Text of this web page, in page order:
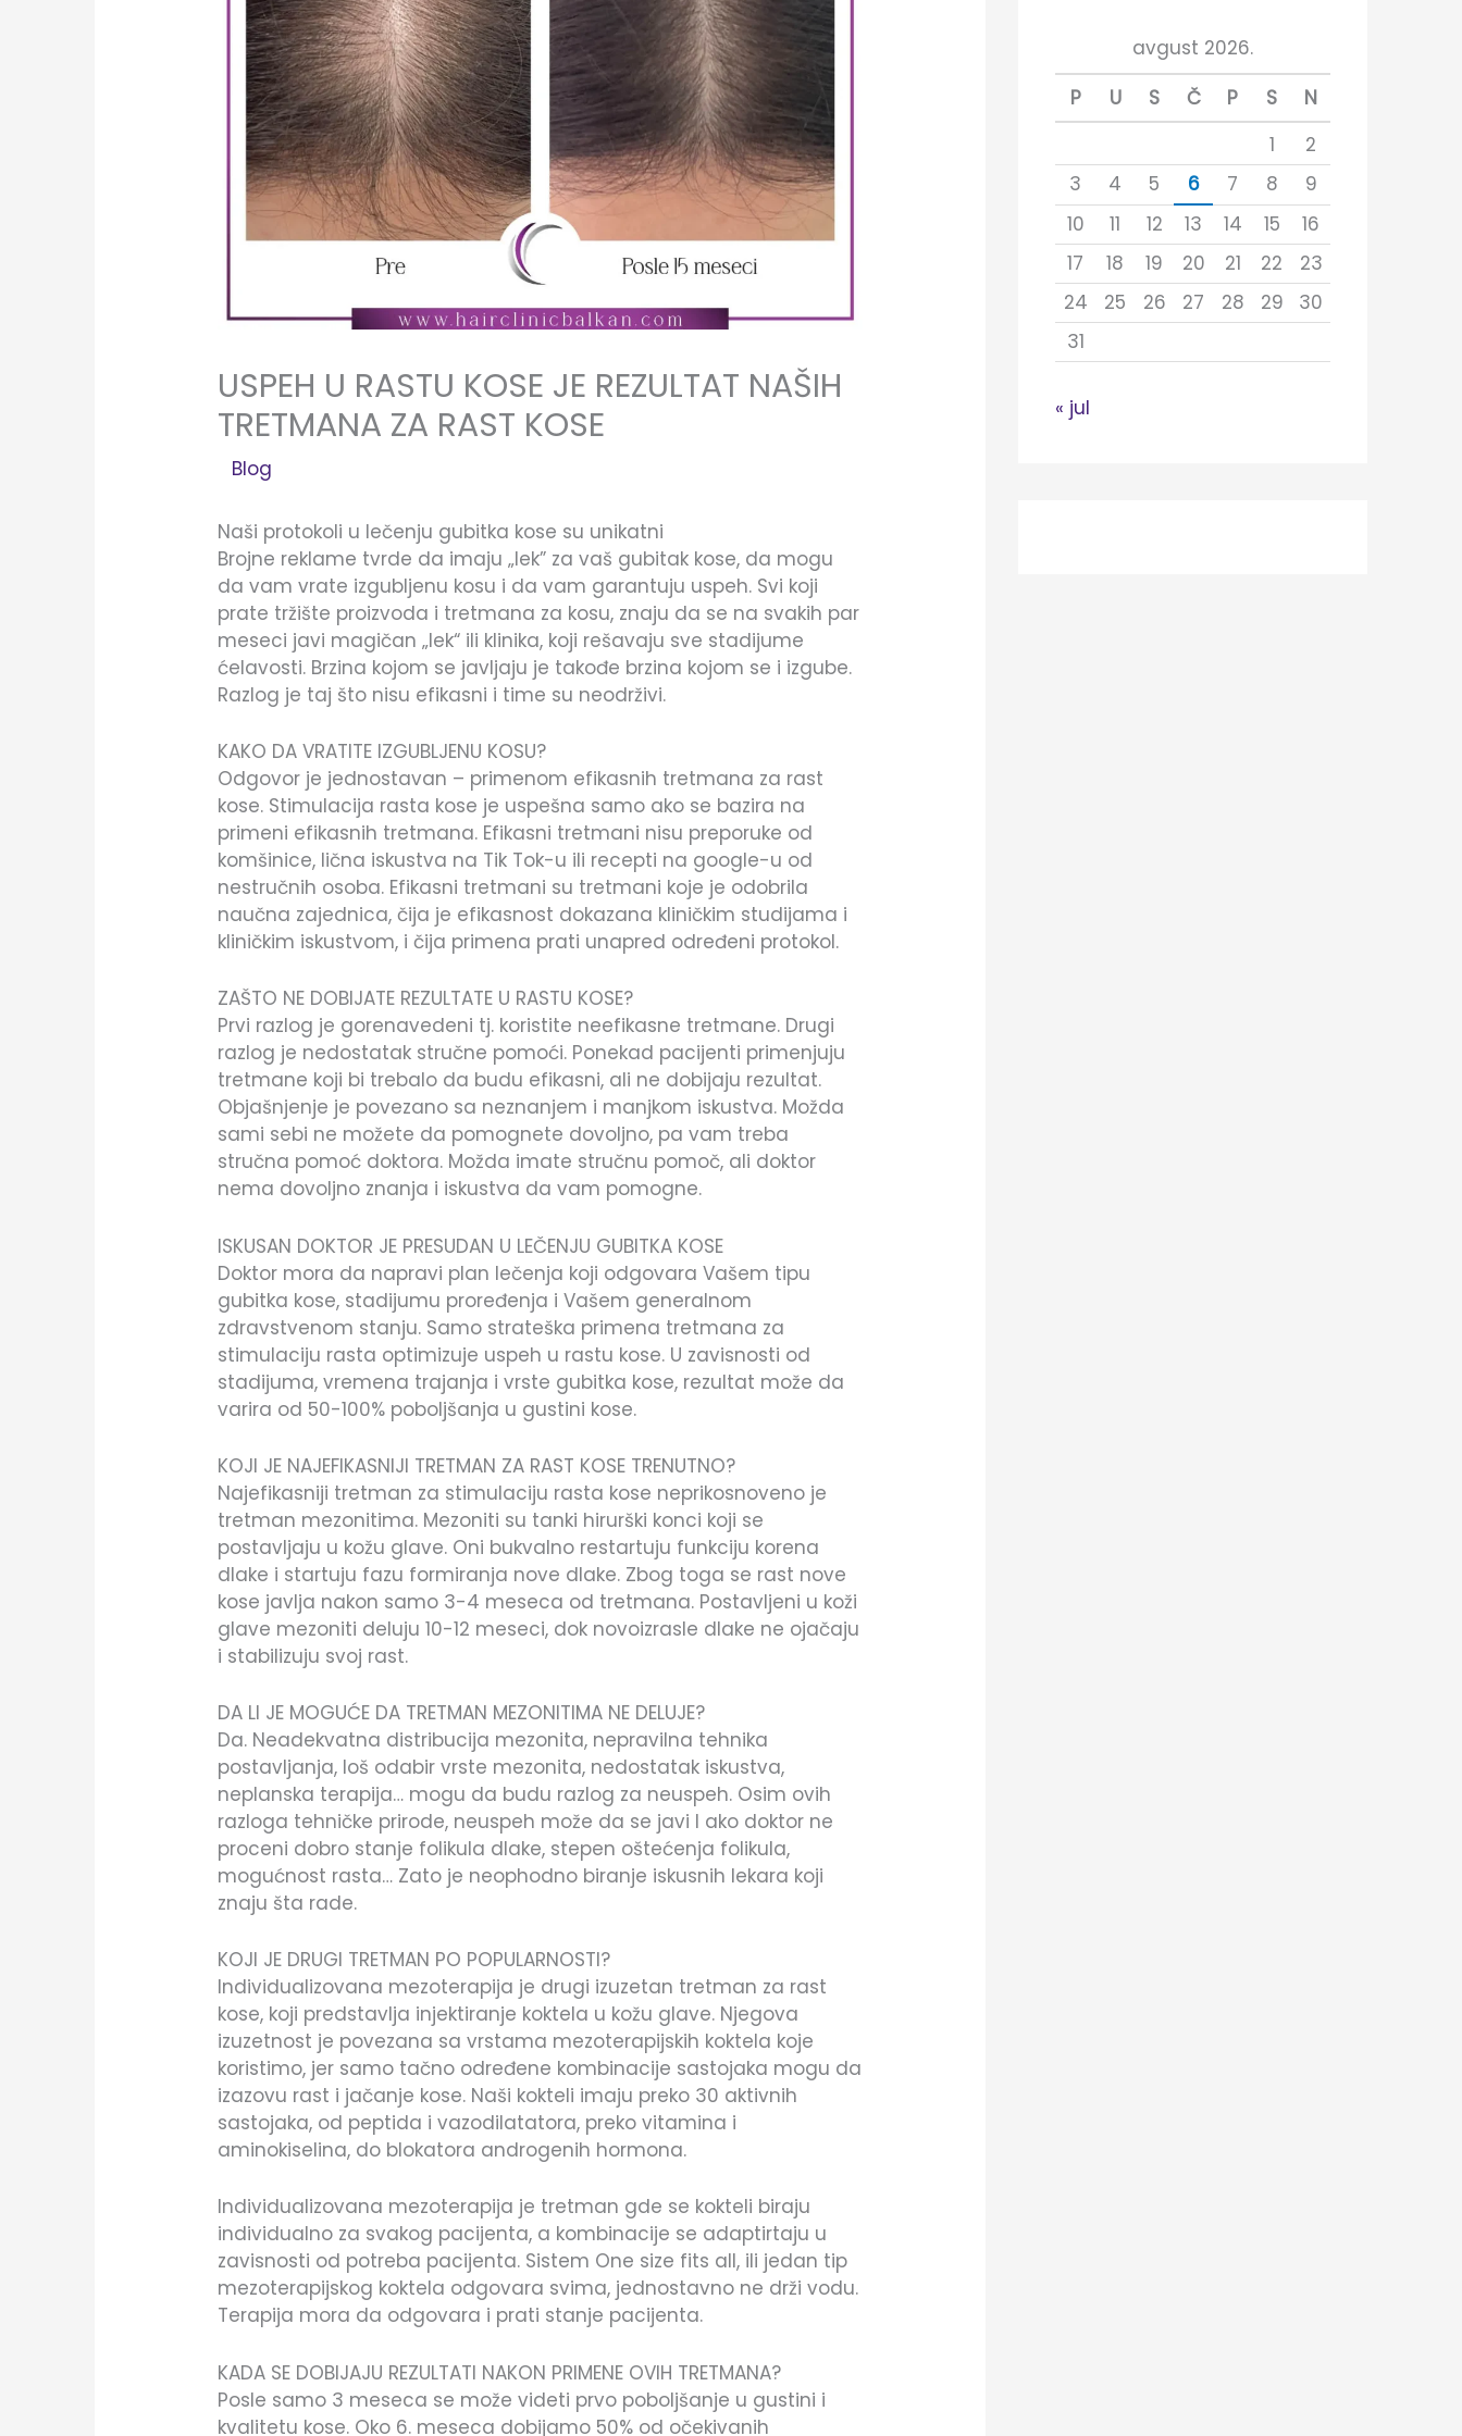
USPEH U RASTU KOSE JE REZULTAT NAŠIH
TRETMANA ZA RAST KOSE
Blog
Naši protokoli u lečenju gubitka kose su unikatni
Brojne reklame tvrde da imaju „lek” za vaš gubitak kose, da mogu
da vam vrate izgubljenu kosu i da vam garantuju uspeh. Svi koji
prate tržište proizvoda i tretmana za kosu, znaju da se na svakih par
meseci javi magičan „lek“ ili klinika, koji rešavaju sve stadijume
ćelavosti. Brzina kojom se javljaju je takođe brzina kojom se i izgube.
Razlog je taj što nisu efikasni i time su neodrživi.
KAKO DA VRATITE IZGUBLJENU KOSU?
Odgovor je jednostavan – primenom efikasnih tretmana za rast
kose. Stimulacija rasta kose je uspešna samo ako se bazira na
primeni efikasnih tretmana. Efikasni tretmani nisu preporuke od
komšinice, lična iskustva na Tik Tok-u ili recepti na google-u od
nestručnih osoba. Efikasni tretmani su tretmani koje je odobrila
naučna zajednica, čija je efikasnost dokazana kliničkim studijama i
kliničkim iskustvom, i čija primena prati unapred određeni protokol.
ZAŠTO NE DOBIJATE REZULTATE U RASTU KOSE?
Prvi razlog je gorenavedeni tj. koristite neefikasne tretmane. Drugi
razlog je nedostatak stručne pomoći. Ponekad pacijenti primenjuju
tretmane koji bi trebalo da budu efikasni, ali ne dobijaju rezultat.
Objašnjenje je povezano sa neznanjem i manjkom iskustva. Možda
sami sebi ne možete da pomognete dovoljno, pa vam treba
stručna pomoć doktora. Možda imate stručnu pomoč, ali doktor
nema dovoljno znanja i iskustva da vam pomogne.
ISKUSAN DOKTOR JE PRESUDAN U LEČENJU GUBITKA KOSE
Doktor mora da napravi plan lečenja koji odgovara Vašem tipu
gubitka kose, stadijumu proređenja i Vašem generalnom
zdravstvenom stanju. Samo strateška primena tretmana za
stimulaciju rasta optimizuje uspeh u rastu kose. U zavisnosti od
stadijuma, vremena trajanja i vrste gubitka kose, rezultat može da
varira od 50-100% poboljšanja u gustini kose.
KOJI JE NAJEFIKASNIJI TRETMAN ZA RAST KOSE TRENUTNO?
Najefikasniji tretman za stimulaciju rasta kose neprikosnoveno je
tretman mezonitima. Mezoniti su tanki hirurški konci koji se
postavljaju u kožu glave. Oni bukvalno restartuju funkciju korena
dlake i startuju fazu formiranja nove dlake. Zbog toga se rast nove
kose javlja nakon samo 3-4 meseca od tretmana. Postavljeni u koži
glave mezoniti deluju 10-12 meseci, dok novoizrasle dlake ne ojačaju
i stabilizuju svoj rast.
DA LI JE MOGUĆE DA TRETMAN MEZONITIMA NE DELUJE?
Da. Neadekvatna distribucija mezonita, nepravilna tehnika
postavljanja, loš odabir vrste mezonita, nedostatak iskustva,
neplanska terapija… mogu da budu razlog za neuspeh. Osim ovih
razloga tehničke prirode, neuspeh može da se javi I ako doktor ne
proceni dobro stanje folikula dlake, stepen oštećenja folikula,
mogućnost rasta… Zato je neophodno biranje iskusnih lekara koji
znaju šta rade.
KOJI JE DRUGI TRETMAN PO POPULARNOSTI?
Individualizovana mezoterapija je drugi izuzetan tretman za rast
kose, koji predstavlja injektiranje koktela u kožu glave. Njegova
izuzetnost je povezana sa vrstama mezoterapijskih koktela koje
koristimo, jer samo tačno određene kombinacije sastojaka mogu da
izazovu rast i jačanje kose. Naši kokteli imaju preko 30 aktivnih
sastojaka, od peptida i vazodilatatora, preko vitamina i
aminokiselina, do blokatora androgenih hormona.
Individualizovana mezoterapija je tretman gde se kokteli biraju
individualno za svakog pacijenta, a kombinacije se adaptirtaju u
zavisnosti od potreba pacijenta. Sistem One size fits all, ili jedan tip
mezoterapijskog koktela odgovara svima, jednostavno ne drži vodu.
Terapija mora da odgovara i prati stanje pacijenta.
KADA SE DOBIJAJU REZULTATI NAKON PRIMENE OVIH TRETMANA?
Posle samo 3 meseca se može videti prvo poboljšanje u gustini i
kvalitetu kose. Oko 6. meseca dobijamo 50% od očekivanih
avgust 2026.
P
U S Č P S
N
1
2
3
4 5 6 7 8
9
10
11 12 13 14 15
16
17
18 19 20 21 22
23
24
25 26 27 28 29
30
31
« jul